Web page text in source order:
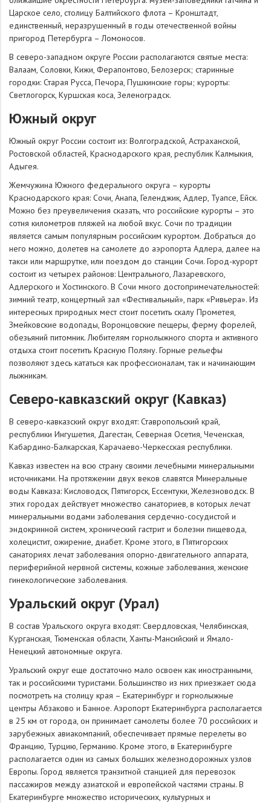
Царское село, столицу Балтийского флота – Кронштадт,
единственный, неразрушенный в годы отечественной войны
пригород Петербурга – Ломоносов.
В северо-западном округе России располагаются святые места:
Валаам, Соловки, Кижи, Ферапонтово, Белозерск; старинные
городки: Старая Русса, Печора, Пушкинские горы; курорты:
Светлогорск, Куршская коса, Зеленоградск.
Южный округ
Южный округ России состоит из: Волгоградской, Астраханской,
Ростовской областей, Краснодарского края, республик Калмыкия,
Адыгея.
Жемчужина Южного федерального округа – курорты
Краснодарского края: Сочи, Анапа, Геленджик, Адлер, Туапсе, Ейск.
Можно без преувеличения сказать, что российские курорты – это
сотня километров пляжей на любой вкус. Сочи по традиции
является самым популярным российским курортом. Добраться до
него можно, долетев на самолете до аэропорта Адлера, далее на
такси или маршрутке, или поездом до станции Сочи. Город-курорт
состоит из четырех районов: Центрального, Лазаревского,
Адлерского и Хостинского. В Сочи много достопримечательностей:
зимний театр, концертный зал «Фестивальный», парк «Ривьера». Из
интересных природных мест стоит посетить скалу Прометея,
Змейковские водопады, Воронцовские пещеры, ферму форелей,
обезьяний питомник. Любителям горнолыжного спорта и активного
отдыха стоит посетить Красную Поляну. Горные рельефы
позволяют здесь кататься как профессионалам, так и начинающим
лыжникам.
Северо-кавказский округ (Кавказ)
В северо-кавказский округ входят: Ставропольский край,
республики Ингушетия, Дагестан, Северная Осетия, Чеченская,
Кабардино-Балкарская, Карачаево-Черкесская республики.
Кавказ известен на всю страну своими лечебными минеральными
источниками. На протяжении двух веков славятся Минеральные
воды Кавказа: Кисловодск, Пятигорск, Ессентуки, Железноводск. В
этих городах действует множество санаториев, в которых лечат
минеральными водами заболевания сердечно-сосудистой и
эндокринной систем, хронический гастрит и болезни пищевода,
холецистит, ожирение, диабет. Кроме этого, в Пятигорских
санаториях лечат заболевания опорно-двигательного аппарата,
периферийной нервной системы, кожные заболевания, женские
гинекологические заболевания.
Уральский округ (Урал)
В состав Уральского округа входят: Свердловская, Челябинская,
Курганская, Тюменская области, Ханты-Мансийский и Ямало-
Ненецкий автономные округа.
Уральский округ еще достаточно мало освоен как иностранными,
так и российскими туристами. Большинство из них приезжает сюда
посмотреть на столицу края – Екатеринбург и горнолыжные
центры Абзаково и Банное. Аэропорт Екатеринбурга располагается
в 25 км от города, он принимает самолеты более 70 российских и
зарубежных авиакомпаний, обеспечивает прямые перелеты во
Францию, Турцию, Германию. Кроме этого, в Екатеринбурге
располагается один из самых больших железнодорожных узлов
Европы. Город является транзитной станцией для перевозок
пассажиров между азиатской и европейской частями страны. В
Екатеринбурге множество исторических, культурных и